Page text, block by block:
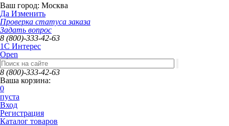
Ваш город: Москва
Да Изменить
Проверка статуса заказа
Задать вопрос
8 (800)-333-42-63
1C Интерес
Open
8 (800)-333-42-63
Ваша корзина:
0
пуста
Вход
Регистрация
Каталог товаров